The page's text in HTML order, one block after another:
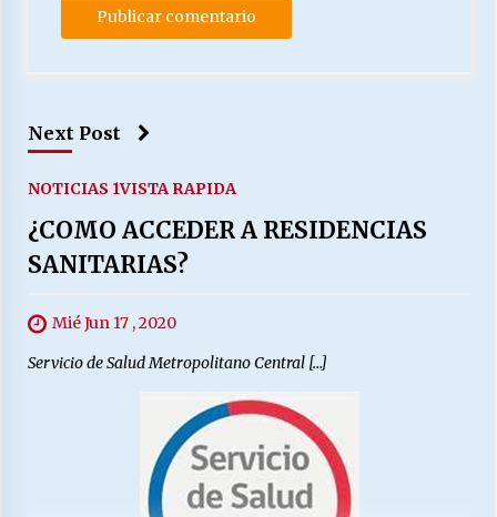
Next Post
NOTICIAS 1VISTA RAPIDA
¿COMO ACCEDER A RESIDENCIAS
SANITARIAS?
Mié Jun 17 , 2020
Servicio de Salud Metropolitano Central […]